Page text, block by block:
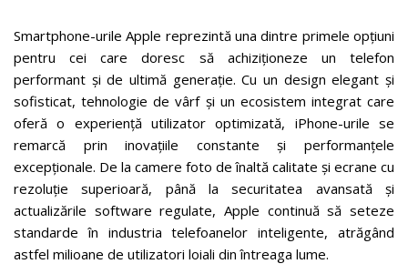
Smartphone-urile Apple reprezintă una dintre primele opțiuni
pentru cei care doresc să achiziționeze un telefon
performant și de ultimă generație. Cu un design elegant și
sofisticat, tehnologie de vârf și un ecosistem integrat care
oferă o experiență utilizator optimizată, iPhone-urile se
remarcă prin inovațiile constante și performanțele
excepționale. De la camere foto de înaltă calitate și ecrane cu
rezoluție superioară, până la securitatea avansată și
actualizările software regulate, Apple continuă să seteze
standarde în industria telefoanelor inteligente, atrăgând
astfel milioane de utilizatori loiali din întreaga lume.